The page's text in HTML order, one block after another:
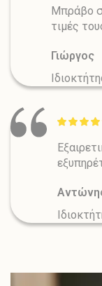
Μπράβο
τιμές
Γιώργος